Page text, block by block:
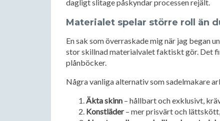
dagligt slitage påskyndar processen rejält.
Materialet spelar större roll än
En sak som överraskade mig när jag began
stor skillnad materialvalet faktiskt gör. Det
plånböcker.
Några vanliga alternativ som sadelmakare
Äkta skinn – hållbart och exklusivt,
Konstläder– mer prisvärt och